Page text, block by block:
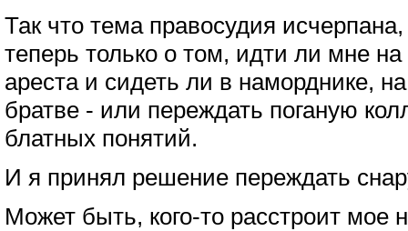
Так что тема правосудия
теперь только о том, идти ли мне
ареста и сидеть ли в наморднике,
братве - или переждать поганую
блатных понятий.
И я принял решение переждать
Может быть, кого-то расстроит мое